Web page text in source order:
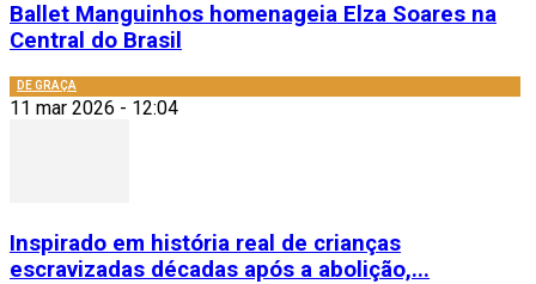
Ballet Manguinhos homenageia Elza Soares na
Central do Brasil
DE GRAÇA
11 mar 2026 - 12:04
Inspirado em história real de crianças
escravizadas décadas após a abolição,...